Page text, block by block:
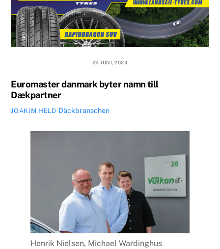
24 JUNI, 2024
Euromaster danmark byter namn till
Dækpartner
JOAKIM HELD Däckbranschen
Henrik Nielsen, Michael Wardinghus